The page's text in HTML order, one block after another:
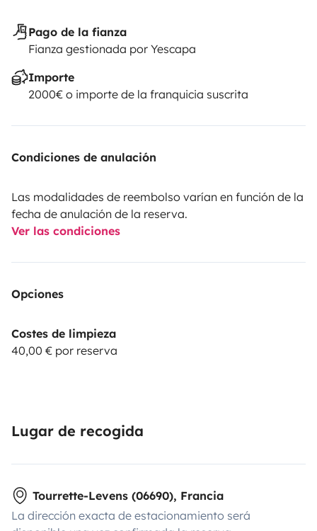
Pago de la fianza
Fianza gestionada por Yescapa
Importe
2000€ o importe de la franquicia suscrita
Condiciones de anulación
Las modalidades de reembolso varían en función de la
fecha de anulación de la reserva.
Ver las condiciones
Opciones
Costes de limpieza
40,00 € por reserva
Lugar de recogida
Tourrette-Levens (06690), Francia
La dirección exacta de estacionamiento será